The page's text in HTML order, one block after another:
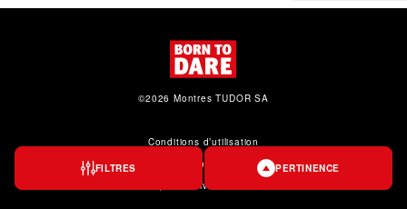
FILTRES PERTINENCE
Conditions d’utilisation
Protection des données personnelles
Politique relative aux cookies
©2026 Montres TUDOR SA